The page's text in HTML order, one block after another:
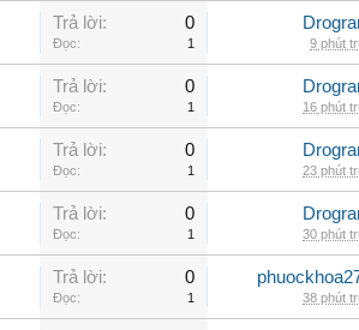
Trả lời: 0
Đọc: 1 9 phút
Trả lời: 0
Đọc: 1 16 phút
Trả lời: 0
Đọc: 1 23 phút
Trả lời: 0
Đọc: 1 30 phút
Trả lời: 0
Đọc: 1 38 phút